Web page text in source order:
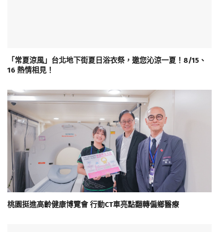
「常夏涼風」台北地下街夏日浴衣祭，邀您沁涼一夏！8/15、
16 熱情相見！
桃園挺進高齡健康博覽會 行動CT車亮點翻轉偏鄉醫療